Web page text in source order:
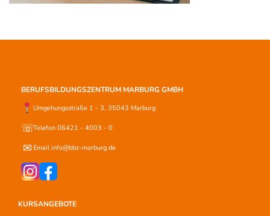
BERUFSBILDUNGSZENTRUM MARBURG GMBH
Umgehungsstraße 1 - 3, 35043 Marburg
☏Telefon 06421 - 4003 - 0
✉ Email info@bbz-marburg.de
KURSANGEBOTE